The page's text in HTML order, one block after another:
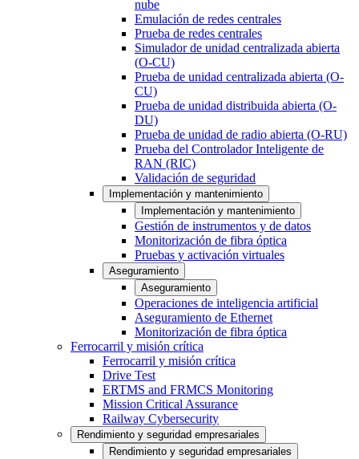
nube
Emulación de redes centrales
Prueba de redes centrales
Simulador de unidad centralizada abierta
(O-CU)
Prueba de unidad centralizada abierta (O-
CU)
Prueba de unidad distribuida abierta (O-
DU)
Prueba de unidad de radio abierta (O-RU)
Prueba del Controlador Inteligente de
RAN (RIC)
Validación de seguridad
Implementación y mantenimiento
Implementación y mantenimiento
Gestión de instrumentos y de datos
Monitorización de fibra óptica
Pruebas y activación virtuales
Aseguramiento
Aseguramiento
Operaciones de inteligencia artificial
Aseguramiento de Ethernet
Monitorización de fibra óptica
Ferrocarril y misión crítica
Ferrocarril y misión crítica
Drive Test
ERTMS and FRMCS Monitoring
Mission Critical Assurance
Railway Cybersecurity
Rendimiento y seguridad empresariales
Rendimiento y seguridad empresariales